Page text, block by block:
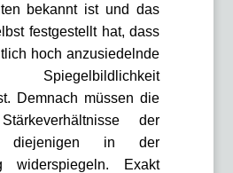
bekannt ist und das
festgestellt hat, dass
hoch anzusiedelnde
Demnach müssen die
der
diejenigen in der
widerspiegeln. Exakt